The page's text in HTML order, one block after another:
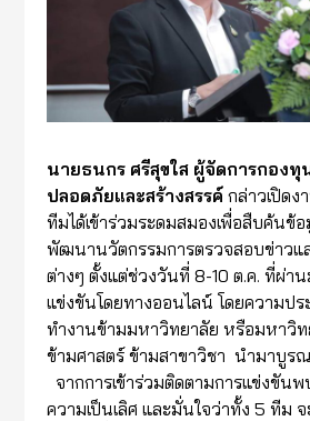
นายธนกร ศรีสุขใส ผู้จัดการกอง
ปลอดภัยและสร้างสรรค์ กล่าวเปิดง
ทีมได้เข้าร่วมระดมสมองเพื่อสืบค้นข้
พัฒนานวัตกรรมการตรวจสอบข่าวแ
ต่างๆ ตั้งแต่ช่วงวันที่ 8-10 ต.ค. ที่ผ่า
แข่งขันโดยทางออนไลน์ โดยความปร
ทำงานข้ามมหาวิทยาลัย หรือมหาวิท
ข้ามศาสตร์ ข้ามสาขาวิชา นำมาบูรณ
จากการเข้าร่วมติดตามการแข่งขัน
ความเป็นเลิศ และมั่นใจว่าทั้ง 5 ทีม